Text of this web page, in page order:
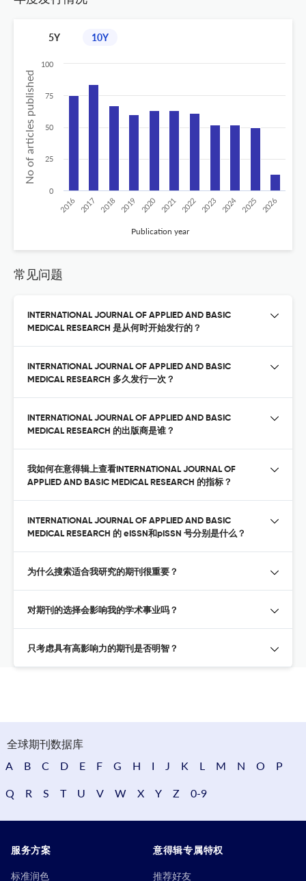
5Y 10Y
No of articles published
Publication year
2016 2017 2018 2019 2020 2021 2022 2023 2024 2025 2026
0
25
50
75
100
常见问题
INTERNATIONAL JOURNAL OF APPLIED AND BASIC
MEDICAL RESEARCH 是从何时开始发行的？
INTERNATIONAL JOURNAL OF APPLIED AND BASIC
MEDICAL RESEARCH 多久发行一次？
INTERNATIONAL JOURNAL OF APPLIED AND BASIC
MEDICAL RESEARCH 的出版商是谁？
我如何在意得辑上查看INTERNATIONAL JOURNAL OF
APPLIED AND BASIC MEDICAL RESEARCH 的指标？
INTERNATIONAL JOURNAL OF APPLIED AND BASIC
MEDICAL RESEARCH 的 eISSN和pISSN 号分别是什么？
为什么搜索适合我研究的期刊很重要？
对期刊的选择会影响我的学术事业吗？
只考虑具有高影响力的期刊是否明智？
全球期刊数据库
A
B C D E F G H I J K L M N O P
Q R S T U V W X Y Z 0-9